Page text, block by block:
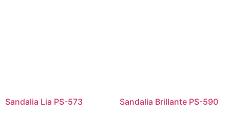
Sandalia Lia PS-573 Sandalia Brillante PS-590